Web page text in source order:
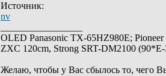
Источник:
nv
OLED Panasonic TX-65HZ980E;
ZXC 120cm, Strong SRT-DM2100
Желаю, чтобы у Вас сбылось то, чего